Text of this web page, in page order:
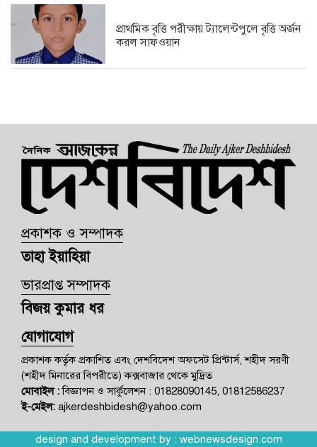
প্রাথমিক বৃত্তি পরীক্ষায় ট্যালেন্টপুলে বৃত্তি অর্জন
করল সাফওয়ান
প্রকাশক ও সম্পাদক
তাহা ইয়াহিয়া
ভারপ্রাপ্ত সম্পাদক
বিজয় কুমার ধর
যোগাযোগ
প্রকাশক কর্তৃক প্রকাশিত এবং দেশবিদেশ অফসেট প্রিন্টার্স, শহীদ সরণী
(শহীদ মিনারের বিপরীতে) কক্সবাজার থেকে মুদ্রিত
মোবাইল :বিজ্ঞাপন ও সার্কুলেশন : 01828090145, 01812586237
ই-মেইল: ajkerdeshbidesh@yahoo.com
design and development by : webnewsdesign.com